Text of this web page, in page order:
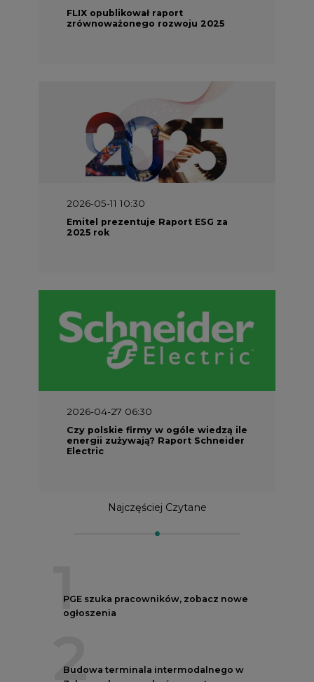
FLIX opublikował raport
zrównoważonego rozwoju 2025
2026-05-11 10:30
Emitel prezentuje Raport ESG za
2025 rok
2026-04-27 06:30
Czy polskie firmy w ogóle wiedzą ile
energii zużywają? Raport Schneider
Electric
Najczęściej Czytane
1
PGE szuka pracowników, zobacz nowe
ogłoszenia
2
Budowa terminala intermodalnego w